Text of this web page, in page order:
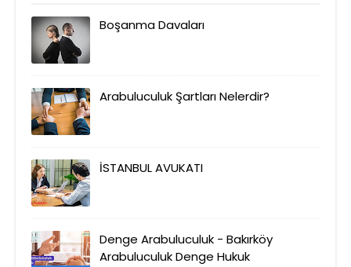
Boşanma Davaları
Arabuluculuk Şartları Nelerdir?
İSTANBUL AVUKATI
Denge Arabuluculuk - Bakırköy
Arabuluculuk Denge Hukuk